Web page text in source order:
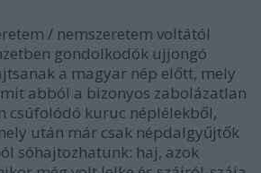
/ nemszeretem voltától
gondolkodók ujjongó
a magyar nép előtt, mely
abból a bizonyos zabolázatlan
csúfolódó kuruc néplélekből,
után már csak népdalgyűjtők
sóhajtozhatunk: haj, azok